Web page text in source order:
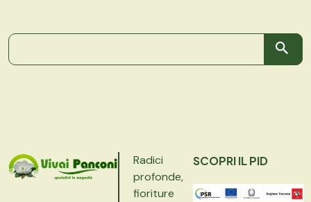
Radici
profonde,
fioriture
SCOPRI IL PID